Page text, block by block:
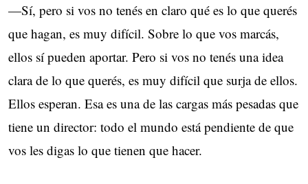
—Sí, pero si vos no tenés en claro qué es lo que querés
que hagan, es muy difícil. Sobre lo que vos marcás,
ellos sí pueden aportar. Pero si vos no tenés una idea
clara de lo que querés, es muy difícil que surja de ellos.
Ellos esperan. Esa es una de las cargas más pesadas que
tiene un director: todo el mundo está pendiente de que
vos les digas lo que tienen que hacer.